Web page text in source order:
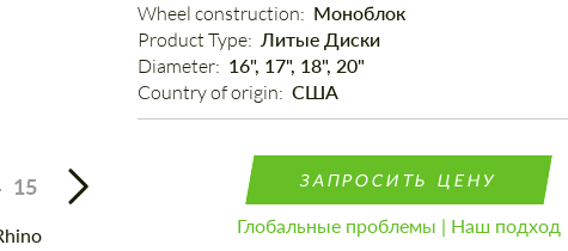
15
Wheel construction: Моноблок
Product Type: Литые Диски
Diameter: 16", 17", 18", 20"
Country of origin: США
ЗАПРОСИТЬ ЦЕНУ
Глобальные проблемы | Наш подход